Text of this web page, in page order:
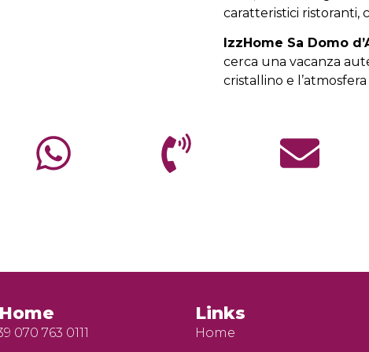
caratteristici ristoranti,
IzzHome Sa Domo
cerca una vacanza
cristallino e
070 763 0111
Links
Home